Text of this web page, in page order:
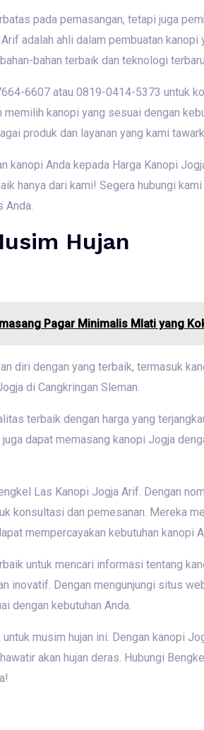
pada pemasangan, tetapi juga
adalah ahli dalam pembuatan kanopi
bahan terbaik dan teknologi
6607 atau 0819-0414-5373 untuk
kanopi yang sesuai dengan
produk dan layanan yang kami
kanopi Anda kepada Harga Kanopi
hanya dari kami! Segera hubungi
Hujan
Pagar Minimalis Mlati yang
diri dengan yang terbaik, termasuk
di Cangkringan Sleman.
terbaik dengan harga yang
dapat memasang kanopi Jogja
Las Kanopi Jogja Arif. Dengan
konsultasi dan pemesanan. Mereka
mempercayakan kebutuhan kanopi
untuk mencari informasi tentang
inovatif. Dengan mengunjungi situs
dengan kebutuhan Anda.
musim hujan ini. Dengan kanopi
akan hujan deras. Hubungi